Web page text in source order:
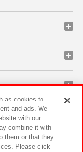
as cookies to
and ads. We
with our
combine it with
them or that they
Please click